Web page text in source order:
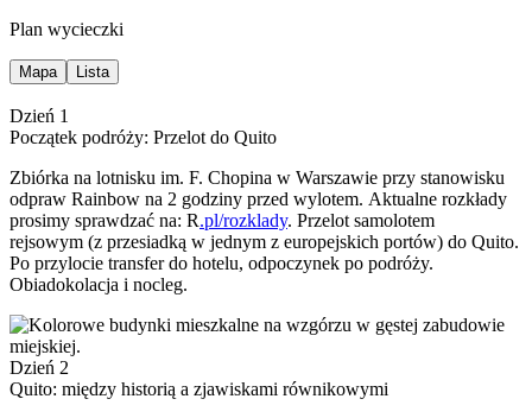
Plan wycieczki
Mapa Lista
Dzień 1
Początek podróży: Przelot do Quito
Zbiórka na lotnisku im. F. Chopina w Warszawie przy stanowisku
odpraw Rainbow na 2 godziny przed wylotem. Aktualne rozkłady
prosimy sprawdzać na: R.pl/rozklady. Przelot samolotem
rejsowym (z przesiadką w jednym z europejskich portów) do Quito.
Po przylocie transfer do hotelu, odpoczynek po podróży.
Obiadokolacja i nocleg.
Dzień 2
Quito: między historią a zjawiskami równikowymi